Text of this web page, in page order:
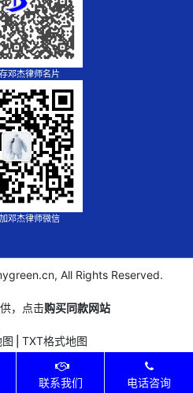
邓杰律师名片
邓杰律师微信
All Rights Reserved.
，点击购买同款网站
TXT格式地图
联系我们 电话咨询